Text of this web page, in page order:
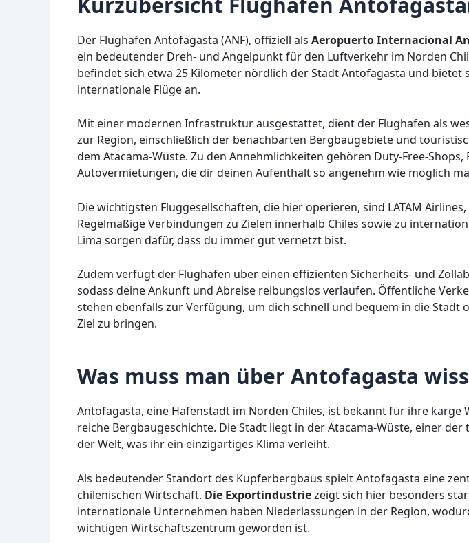
Der Flughafen Antofagasta (ANF), offiziell als Aeropuerto Internacional
ein bedeutender Dreh- und Angelpunkt für den Luftverkehr im Norden
befindet sich etwa 25 Kilometer nördlich der Stadt Antofagasta und bietet
internationale Flüge an.
Mit einer modernen Infrastruktur ausgestattet, dient der Flughafen als
zur Region, einschließlich der benachbarten Bergbaugebiete und
dem Atacama-Wüste. Zu den Annehmlichkeiten gehören Duty-Free-Shops,
Autovermietungen, die dir deinen Aufenthalt so angenehm wie möglich
Die wichtigsten Fluggesellschaften, die hier operieren, sind LATAM Airlines,
Regelmäßige Verbindungen zu Zielen innerhalb Chiles sowie zu
Lima sorgen dafür, dass du immer gut vernetzt bist.
Zudem verfügt der Flughafen über einen effizienten Sicherheits- und
sodass deine Ankunft und Abreise reibungslos verlaufen. Öffentliche
stehen ebenfalls zur Verfügung, um dich schnell und bequem in die Stadt
Ziel zu bringen.
Was muss man über Antofagasta
Antofagasta, eine Hafenstadt im Norden Chiles, ist bekannt für ihre karge
reiche Bergbaugeschichte. Die Stadt liegt in der Atacama-Wüste, einer der
der Welt, was ihr ein einzigartiges Klima verleiht.
Als bedeutender Standort des Kupferbergbaus spielt Antofagasta eine
chilenischen Wirtschaft. Die Exportindustriezeigt sich hier besonders
internationale Unternehmen haben Niederlassungen in der Region,
wichtigen Wirtschaftszentrum geworden ist.